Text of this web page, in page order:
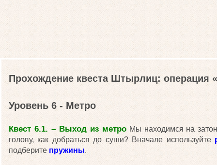
Прохождение квеста Штырлиц: операция
Уровень 6 - Метро
Квест 6.1. – Выход из метроМы находимся на
голову, как добраться до суши? Вначале используйте
подберите пружины.